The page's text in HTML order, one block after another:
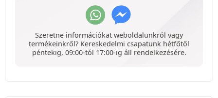
Szeretne információkat weboldalunkról vagy
termékeinkről? Kereskedelmi csapatunk hétfőtől
péntekig, 09:00-tól 17:00-ig áll rendelkezésére.